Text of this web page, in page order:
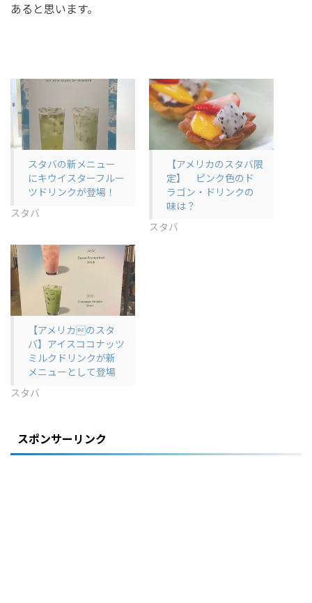
あると思います。
スタバの新メニュー
にキウイスターフルー
ツドリンクが登場！
スタバ
【アメリカのスタバ限
定】 ピンク色のド
ラゴン・ドリンクの
味は？
スタバ
【アメリカのスタ
バ】アイスココナッツ
ミルクドリンクが新
メニューとして登場
スタバ
スポンサーリンク